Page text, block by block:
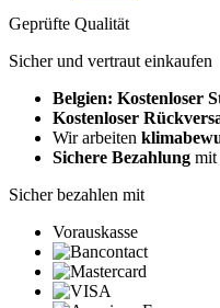
Geprüfte Qualität
Sicher und vertraut einkaufen
Belgien: Kostenloser
Kostenloser
Wir arbeiten
Sichere Bezahlung mit
Sicher bezahlen mit
Vorauskasse